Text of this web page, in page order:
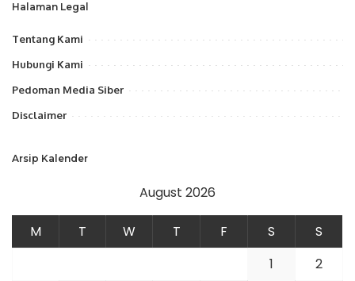
Halaman Legal
Tentang Kami
Hubungi Kami
Pedoman Media Siber
Disclaimer
Arsip Kalender
August 2026
M T W T F S
S
1
2